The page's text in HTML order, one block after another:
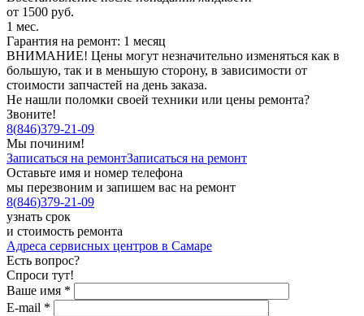
от 1500 руб.
1 мес.
Гарантия на ремонт: 1 месяц
ВНИМАНИЕ! Цены могут незначительно изменяться как в
большую, так и в меньшую сторону, в зависимости от
стоимости запчастей на день заказа.
Не нашли поломки своей техники или цены ремонта?
Звоните!
8(846)379-21-09
Мы починим!
Записаться на ремонтЗаписаться на ремонт
Оставьте имя и номер телефона
мы перезвоним и запишем вас на ремонт
8(846)379-21-09
узнать срок
и стоимость ремонта
Адреса сервисных центров в Самаре
Есть вопрос?
Спроси тут!
Ваше имя *
E-mail *